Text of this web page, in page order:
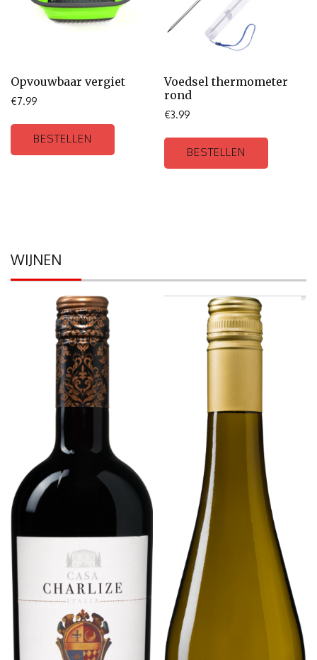
Opvouwbaar vergiet
€7.99
BESTELLEN
Voedsel thermometer
rond
€3.99
BESTELLEN
WIJNEN